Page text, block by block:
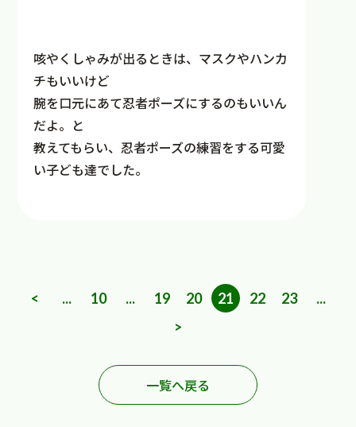
咳やくしゃみが出るときは、マスクやハンカ
チもいいけど
腕を口元にあて忍者ポーズにするのもいいん
だよ。と
教えてもらい、忍者ポーズの練習をする可愛
い子ども達でした。
< ... 10 ... 19 20 21 22 23
...
>
一覧へ戻る